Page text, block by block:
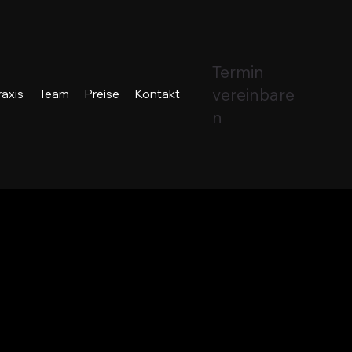
Team Preise Kontakt
Termin
vereinbare
n